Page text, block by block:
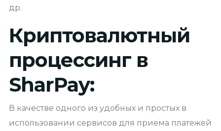
др.
Криптовалютный
процессинг в
SharPay:
В качестве одного из удобных и простых в
использовании сервисов для приема платежей